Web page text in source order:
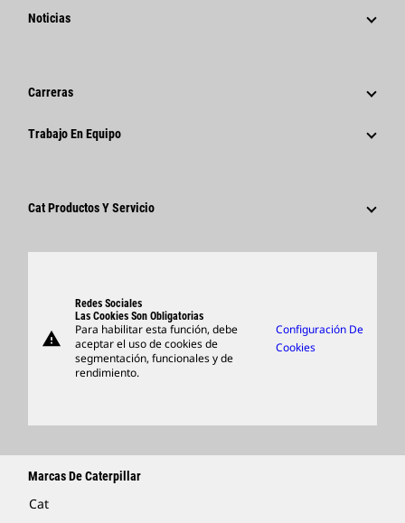
Estrategia
Código De Conducta
Innovación
Noticias
Comunicados De Prensa Corporativos
Carreras
¿Por Qué Caterpillar?
Trabajo En Equipo
Proveedores
Cat Productos Y Servicio
Support
Artículos
Encontrar Un Distribuidor
warning
Redes Sociales
Las Cookies Son Obligatorias
Para habilitar esta función, debe
aceptar el uso de cookies de
segmentación, funcionales y de
rendimiento.
Configuración De
Cookies
Marcas De Caterpillar
Cat